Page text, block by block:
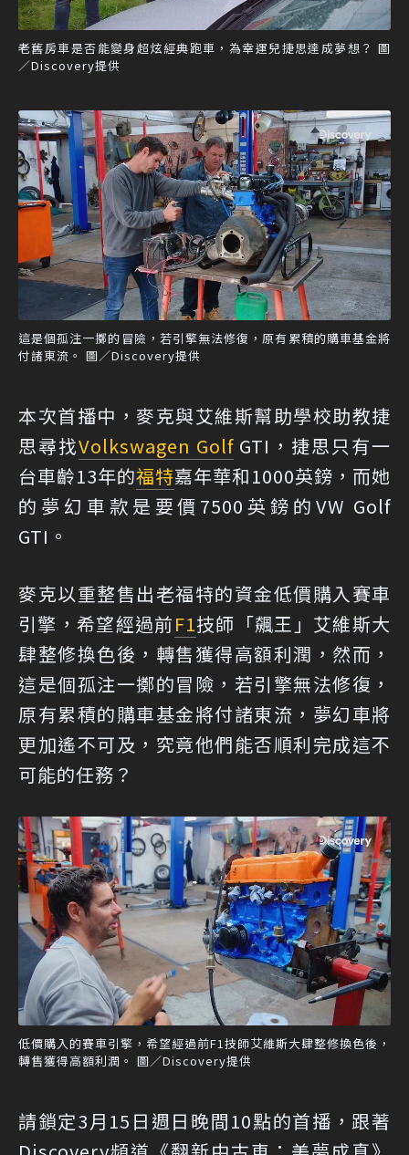
老舊房車是否能變身超炫經典跑車，為幸運兒捷思達成夢想？ 圖
／Discovery提供
這是個孤注一擲的冒險，若引擎無法修復，原有累積的購車基金將
付諸東流。 圖／Discovery提供
本次首播中，麥克與艾維斯幫助學校助教捷
思尋找Volkswagen Golf GTI，捷思只有一
台車齡13年的福特嘉年華和1000英鎊，而她
的夢幻車款是要價7500英鎊的VW Golf
GTI。
麥克以重整售出老福特的資金低價購入賽車
引擎，希望經過前F1技師「飆王」艾維斯大
肆整修換色後，轉售獲得高額利潤，然而，
這是個孤注一擲的冒險，若引擎無法修復，
原有累積的購車基金將付諸東流，夢幻車將
更加遙不可及，究竟他們能否順利完成這不
可能的任務？
低價購入的賽車引擎，希望經過前F1技師艾維斯大肆整修換色後，
轉售獲得高額利潤。 圖／Discovery提供
請鎖定3月15日週日晚間10點的首播，跟著